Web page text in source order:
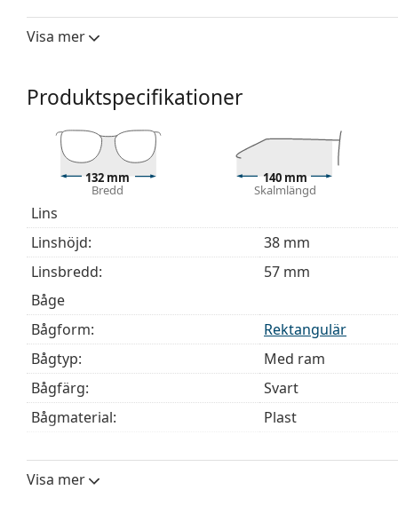
Tillbehör
Den medföljande putsduken är idealisk för
modeller kan komma med en tygpåse i stället för en
Upptäck helaglasögon sortimentet för att hitta fler
behöver hjälp med att välja ditt par.
Detta är en medicinteknisk produkt. Läs
Visa mer
Produktspecifikationer
132 mm
Bredd
140 mm
Skalmlängd
Lins
Linshöjd:
38 mm
Linsbredd:
57 mm
Båge
Bågform:
Rektangulär
Bågtyp:
Med ram
Bågfärg:
Svart
Bågmaterial:
Plast
Bredd:
Visa mer